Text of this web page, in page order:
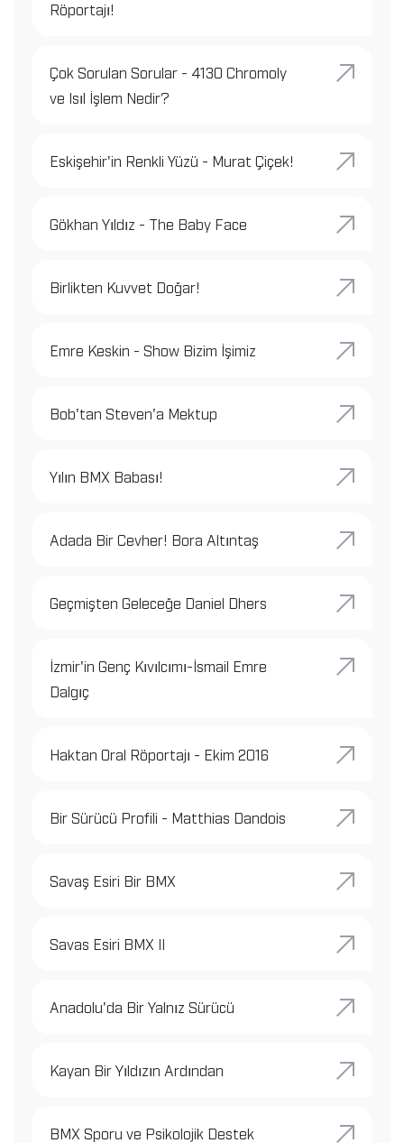
Röportajı!
Çok Sorulan Sorular - 4130 Chromoly
ve Isıl İşlem Nedir?
Eskişehir'in Renkli Yüzü - Murat Çiçek!
Gökhan Yıldız - The Baby Face
Birlikten Kuvvet Doğar!
Emre Keskin - Show Bizim İşimiz
Bob'tan Steven'a Mektup
Yılın BMX Babası!
Adada Bir Cevher! Bora Altıntaş
Geçmişten Geleceğe Daniel Dhers
İzmir'in Genç Kıvılcımı-İsmail Emre
Dalgıç
Haktan Oral Röportajı - Ekim 2016
Bir Sürücü Profili - Matthias Dandois
Savaş Esiri Bir BMX
Savas Esiri BMX II
Anadolu'da Bir Yalnız Sürücü
Kayan Bir Yıldızın Ardından
BMX Sporu ve Psikolojik Destek